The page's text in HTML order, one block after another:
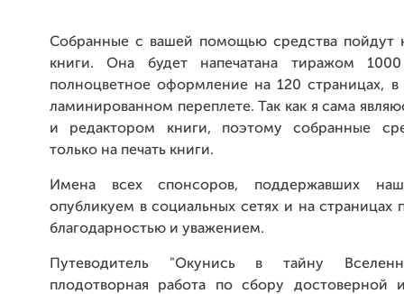
Собранные с вашей помощью средства пойдут
книги. Она будет напечатана тиражом 1000
полноцветное оформление на 120 страницах,
ламинированном переплете. Так как я сама
и редактором книги, поэтому собранные
только на печать книги.
Имена всех спонсоров, поддержавших
опубликуем в социальных сетях и на страницах
благодарностью и уважением.
Путеводитель "Окунись в тайну
плодотворная работа по сбору достоверной